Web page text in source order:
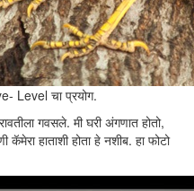
Level चा प्रयोग.
गवसले. मी घरी अंगणात होतो,
कॅमेरा हाताशी होता हे नशीब. हा फोटो